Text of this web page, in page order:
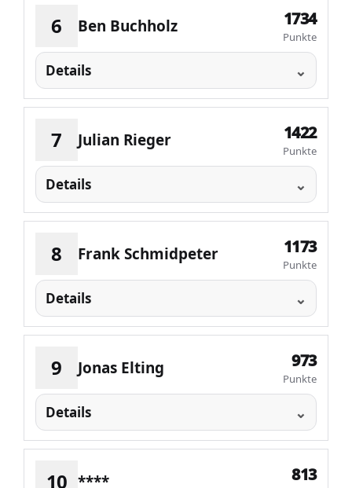
6 Ben Buchholz 1734
Punkte
Details
7 Julian Rieger 1422
Punkte
Details
8 Frank Schmidpeter 1173
Punkte
Details
9 Jonas Elting 973
Punkte
Details
10 **** 813